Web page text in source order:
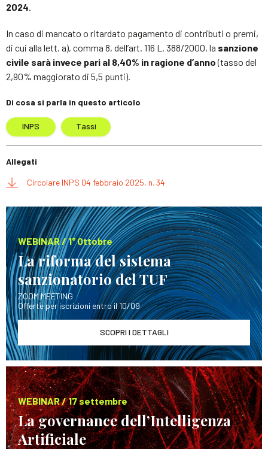
2024.
In caso di mancato o ritardato pagamento di contributi o premi,
di cui alla lett. a), comma 8, dell’art. 116 L. 388/2000, la sanzione
civile sarà invece pari al 8,40% in ragione d’anno(tasso del
2,90% maggiorato di 5,5 punti).
Di cosa si parla in questo articolo
INPS Tassi
Allegati
Circolare INPS 04 febbraio 2025, n. 34
WEBINAR / 1° Ottobre
La riforma del sistema
sanzionatorio del TUF
ZOOM MEETING
Offerte per iscrizioni entro il 10/09
SCOPRI I DETTAGLI
WEBINAR / 17 settembre
La governance dell’Intelligenza
Artificiale